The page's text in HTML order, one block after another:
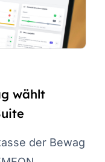
wählt
der Bewag